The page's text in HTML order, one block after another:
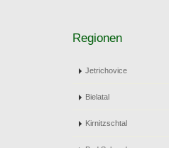
Regionen
Jetrichovice
Bielatal
Kirnitzschtal